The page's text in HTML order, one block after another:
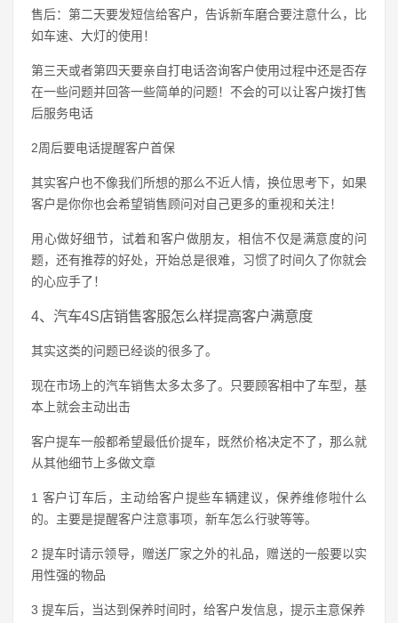
售后：第二天要发短信给客户，告诉新车磨合要注意什么，比
如车速、大灯的使用！
第三天或者第四天要亲自打电话咨询客户使用过程中还是否存
在一些问题并回答一些简单的问题！不会的可以让客户拨打售
后服务电话
2周后要电话提醒客户首保
其实客户也不像我们所想的那么不近人情，换位思考下，如果
客户是你你也会希望销售顾问对自己更多的重视和关注！
用心做好细节，试着和客户做朋友，相信不仅是满意度的问
题，还有推荐的好处，开始总是很难，习惯了时间久了你就会
的心应手了！
4、汽车4S店销售客服怎么样提高客户满意度
其实这类的问题已经谈的很多了。
现在市场上的汽车销售太多太多了。只要顾客相中了车型，基
本上就会主动出击
客户提车一般都希望最低价提车，既然价格决定不了，那么就
从其他细节上多做文章
1 客户订车后，主动给客户提些车辆建议，保养维修啦什么
的。主要是提醒客户注意事项，新车怎么行驶等等。
2 提车时请示领导，赠送厂家之外的礼品，赠送的一般要以实
用性强的物品
3 提车后，当达到保养时间时，给客户发信息，提示主意保养